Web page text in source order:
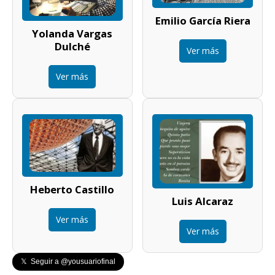
Yolanda Vargas
Dulché
Ver más
Emilio García Riera
Ver más
Heberto Castillo
Ver más
Luis Alcaraz
Ver más
𝕏 Seguir a @yousuariofinal